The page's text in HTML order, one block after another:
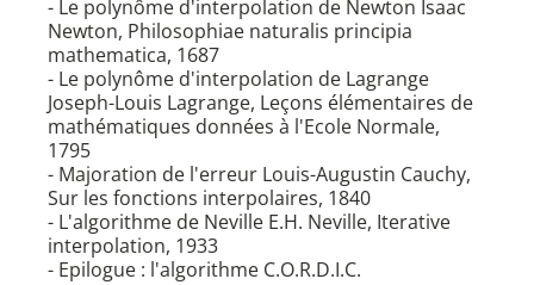
- Le polynôme d'interpolation de Newton Isaac
Newton, Philosophiae naturalis principia
mathematica, 1687
- Le polynôme d'interpolation de Lagrange
Joseph-Louis Lagrange, Leçons élémentaires de
mathématiques données à l'Ecole Normale,
1795
- Majoration de l'erreur Louis-Augustin Cauchy,
Sur les fonctions interpolaires, 1840
- L'algorithme de Neville E.H. Neville, Iterative
interpolation, 1933
- Epilogue : l'algorithme C.O.R.D.I.C.